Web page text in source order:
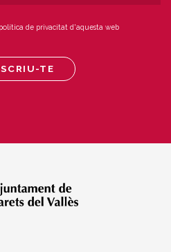
de privacitat d'aquesta web